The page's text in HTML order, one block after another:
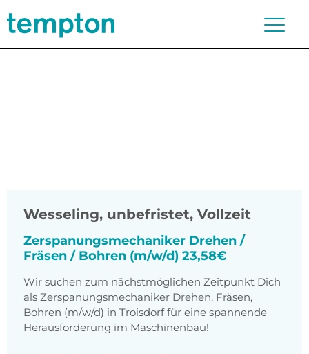
Wesseling, unbefristet, Vollzeit
Zerspanungsmechaniker Drehen /
Fräsen / Bohren (m/w/d) 23,58€
Wir suchen zum nächstmöglichen Zeitpunkt Dich
als Zerspanungsmechaniker Drehen, Fräsen,
Bohren (m/w/d) in Troisdorf für eine spannende
Herausforderung im Maschinenbau!